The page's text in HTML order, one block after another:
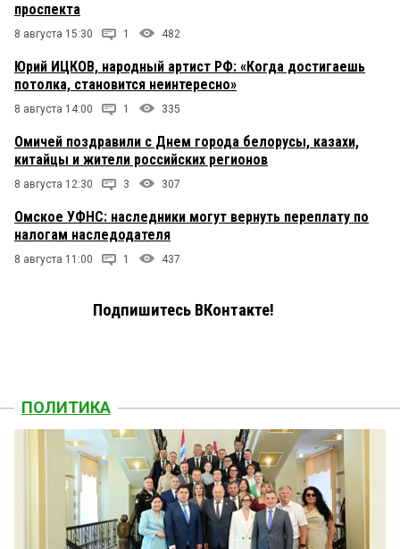
проспекта
8 августа 15:30 1 482
Юрий ИЦКОВ, народный артист РФ: «Когда достигаешь
потолка, становится неинтересно»
8 августа 14:00 1 335
Омичей поздравили с Днем города белорусы, казахи,
китайцы и жители российских регионов
8 августа 12:30 3 307
Омское УФНС: наследники могут вернуть переплату по
налогам наследодателя
8 августа 11:00 1 437
Подпишитесь ВКонтакте!
ПОЛИТИКА